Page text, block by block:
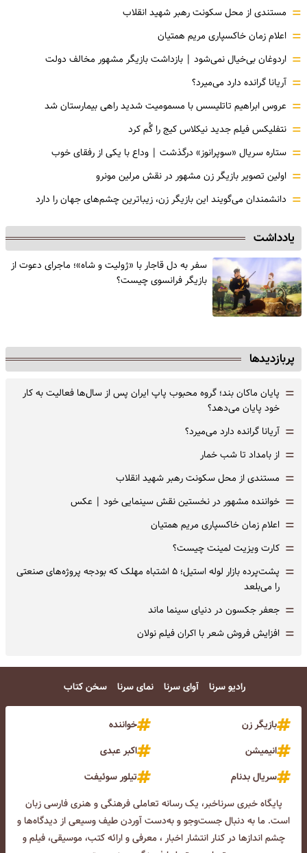
= مستندی از محل سکونت رهبر شهید انقلاب
= اعلام زمان خاکسپاری مریم همتیان
= اردوغان بی‌خیال نمی‌شود | بازداشت بازیگر مشهور مخالف دولت
= آریانا گرانده دارد می‌میرد؟
= عروس ابراهیم تاتلیسس با مسمومیت شدید راهی بیمارستان شد
= نتفلیکس فیلم جدید نیکلاس کیج را گُم کرد
= ستاره سریال «سوپرانوز» درگذشت | وداع با یکی از رفقای خوب
= اولین تصویر بازیگر زن مشهور در نقش مرلین مونرو
= دانشمندان می‌گویند این بازیگر زن، زیباترین چشم‌های جهان را دارد
یادداشت
سفر به دل قاجار با «ژولیت و شاه»؛ ماجرای دعوت از
‌بازیگر فرانسوی چیست؟
پربازدیدها
= پایان ماکان بند؛ گروه محبوب پاپ ایران پس از سال‌ها فعالیت به کار
خود پایان می‌دهد؟
= آریانا گرانده دارد می‌میرد؟
= از بامداد تا شب خمار
= مستندی از محل سکونت رهبر شهید انقلاب
= خواننده مشهور در نخستین نقش سینمایی خود |‌ عکس
= اعلام زمان خاکسپاری مریم همتیان
= کارت ویزیت لمینت چیست؟
=
پشت‌پرده بازار لوله استیل؛ ۵ اشتباه مهلک که بودجه پروژه‌های صنعتی
را می‌بلعد
= جعفر جکسون در دنیای سینما ماند
= افزایش فروش شعر با اکران فیلم نولان
رادیو سرنا آوای سرنا نمای سرنا سخن کتاب
بازیگر زن
خواننده
انیمیشن
اکبر عبدی
سریال بدنام
تیلور سوئیفت
پایگاه خبری سرناخبر، یک رسانه تعاملی فرهنگی و هنری فارسی زبان
است. ما به دنبال جست‌و‌جو و به‌دست آوردن طیف وسیعی از دیدگاه‌ها و
چشم انداز‌ها در کنار انتشار اخبار ، معرفی و ارائه کتب، موسیقی، فیلم و